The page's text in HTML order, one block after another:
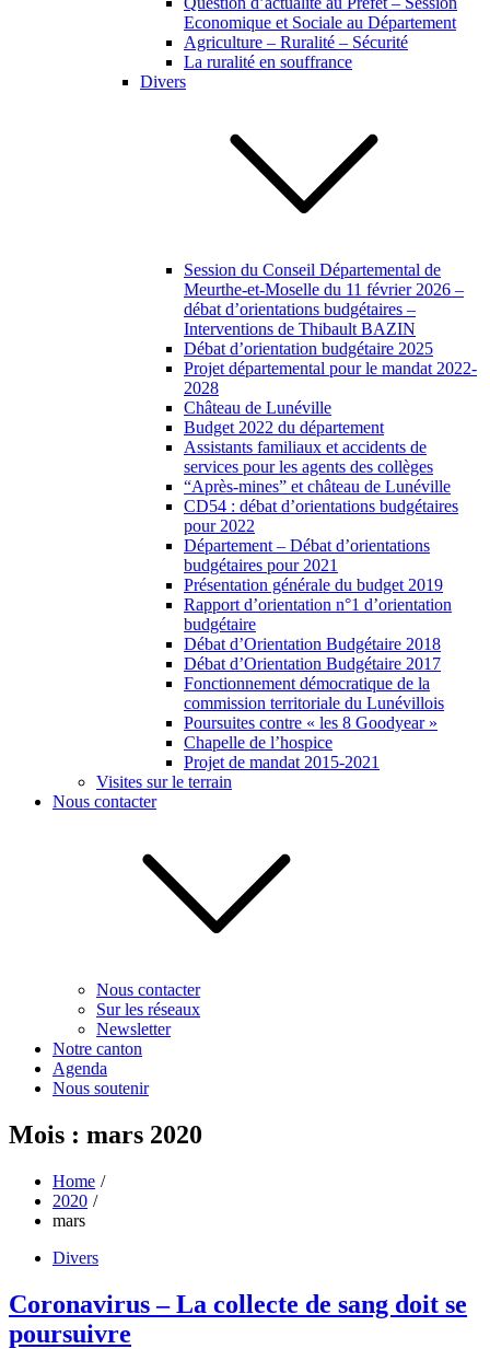
Economique et Sociale au Département
Agriculture – Ruralité – Sécurité
La ruralité en souffrance
Divers
Session du Conseil Départemental de
Meurthe-et-Moselle du 11 février 2026 –
débat d’orientations budgétaires –
Interventions de Thibault BAZIN
Débat d’orientation budgétaire 2025
Projet départemental pour le mandat 2022-
2028
Château de Lunéville
Budget 2022 du département
Assistants familiaux et accidents de
services pour les agents des collèges
“Après-mines” et château de Lunéville
CD54 : débat d’orientations budgétaires
pour 2022
Département – Débat d’orientations
budgétaires pour 2021
Présentation générale du budget 2019
Rapport d’orientation n°1 d’orientation
budgétaire
Débat d’Orientation Budgétaire 2018
Débat d’Orientation Budgétaire 2017
Fonctionnement démocratique de la
commission territoriale du Lunévillois
Poursuites contre « les 8 Goodyear »
Chapelle de l’hospice
Projet de mandat 2015-2021
Visites sur le terrain
Nous contacter
Nous contacter
Sur les réseaux
Newsletter
Notre canton
Agenda
Nous soutenir
Mois : mars 2020
Home
2020
mars
Divers
Coronavirus – La collecte de sang doit se
poursuivre